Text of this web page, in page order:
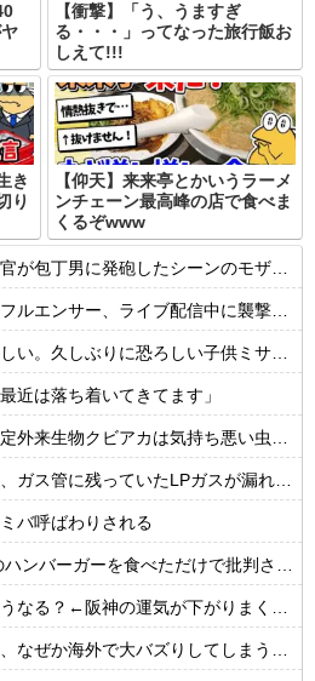
【衝撃】「う、うますぎ
る・・・」ってなった旅行飯お
しえて!!!
き
り
【仰天】来来亭とかいうラーメ
ンチェーン最高峰の店で食べま
くるぞwww
に発砲したシーンのモザ無し映像が公開される。
ンサー、ライブ配信中に襲撃されて死亡。
久しぶりに恐ろしい子供ミサイルを見た。
近は落ち着いてきてます」
虫だしそんな需要ないと思う」1匹300円相当の報奨金→初日に42万取られ焦り
漏れたことが原因か 経産省が全国の大規模施設でガス供給設備の点検要請
バ呼ばわりされる
バーガーを食べただけで批判される
る？←阪神の運気が下がりまくるやろな
ぜか海外で大バズりしてしまうwww